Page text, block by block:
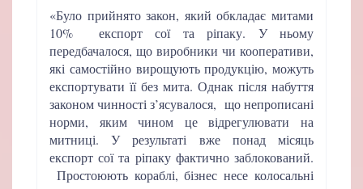
«Було прийнято закон, який обкладає митами
10% експорт сої та ріпаку. У ньому
передбачалося, що виробники чи кооперативи,
які самостійно вирощують продукцію, можуть
експортувати її без мита. Однак після набуття
законом чинності з’ясувалося, що непрописані
норми, яким чином це відрегулювати на
митниці. У результаті вже понад місяць
експорт сої та ріпаку фактично заблокований.
Простоюють кораблі, бізнес несе колосальні